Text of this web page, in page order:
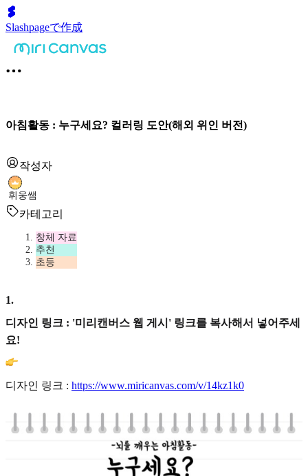
Slashpageで作成
아침활동 : 누구세요? 컬러링 도안(해외 위인 버전)
작성자
휘웅쌤
카테고리
창체 자료
추천
초등
1.
디자인 링크 : '미리캔버스 웹 게시' 링크를 복사해서 넣어주세
요!
디자인 링크 : https://www.miricanvas.com/v/14kz1k0